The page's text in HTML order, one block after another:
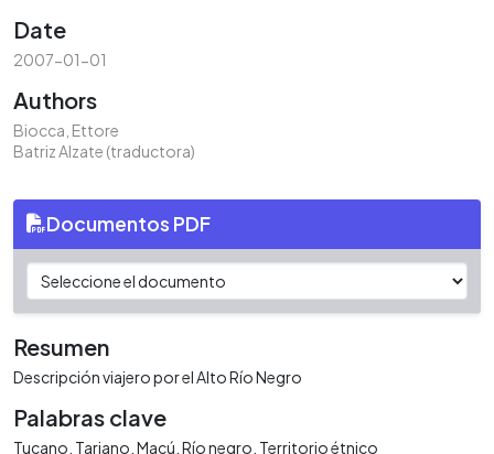
Date
2007-01-01
Authors
Biocca, Ettore
Batriz Alzate (traductora)
Documentos PDF
Resumen
Descripción viajero por el Alto Río Negro
Palabras clave
Tucano Tariano Macú Río negro Territorio étnico